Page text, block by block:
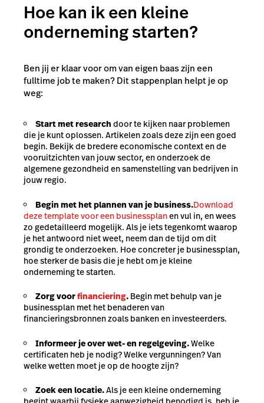
Hoe kan ik een kleine
onderneming starten?
Ben jij er klaar voor om van eigen baas zijn een
fulltime job te maken? Dit stappenplan helpt je op
weg:
Start met research door te kijken naar problemen
die je kunt oplossen. Artikelen zoals deze zijn een goed
begin. Bekijk de bredere economische context en de
vooruitzichten van jouw sector, en onderzoek de
algemene gezondheid en samenstelling van bedrijven in
jouw regio.
Begin met het plannen van je business.Download
deze template voor een businessplanen vul in, en wees
zo gedetailleerd mogelijk. Als je iets tegenkomt waarop
je het antwoord niet weet, neem dan de tijd om dit
grondig te onderzoeken. Hoe concreter je businessplan,
hoe sterker de basis die je hebt om je kleine
onderneming te starten.
Zorg voorfinanciering. Begin met behulp van je
businessplan met het benaderen van
financieringsbronnen zoals banken en investeerders.
Informeer je over wet- en regelgeving.Welke
certificaten heb je nodig? Welke vergunningen? Van
welke wetten moet je op de hoogte zijn?
Zoek een locatie.Als je een kleine onderneming